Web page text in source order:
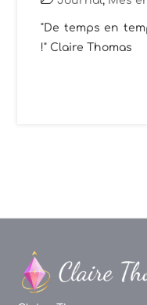
"De temps en
!" Claire Thomas